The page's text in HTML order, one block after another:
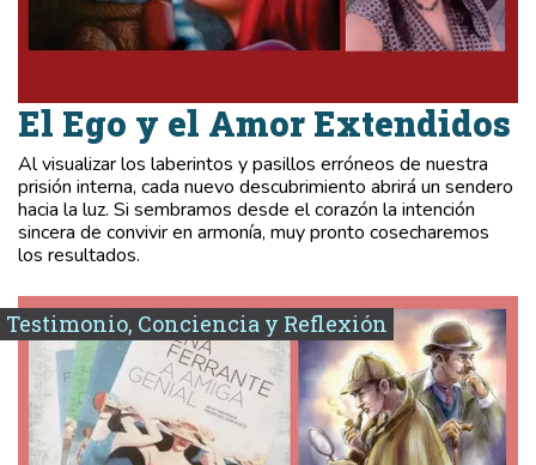
El Ego y el Amor Extendidos
Al visualizar los laberintos y pasillos erróneos de nuestra
prisión interna, cada nuevo descubrimiento abrirá un sendero
hacia la luz. Si sembramos desde el corazón la intención
sincera de convivir en armonía, muy pronto cosecharemos
los resultados.
Testimonio, Conciencia y Reflexión